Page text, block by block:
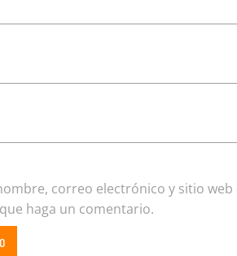
correo electrónico y sitio web
haga un comentario.